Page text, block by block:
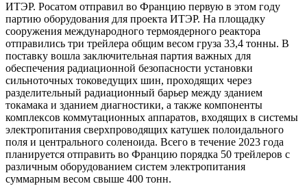
ИТЭР. Росатом отправил во Францию первую в этом году
партию оборудования для проекта ИТЭР. На площадку
сооружения международного термоядерного реактора
отправились три трейлера общим весом груза 33,4 тонны. В
поставку вошла заключительная партия важных для
обеспечения радиационной безопасности установки
сильноточных токоведущих шин, проходящих через
разделительный радиационный барьер между зданием
токамака и зданием диагностики, а также компоненты
комплексов коммутационных аппаратов, входящих в системы
электропитания сверхпроводящих катушек полоидального
поля и центрального соленоида. Всего в течение 2023 года
планируется отправить во Францию порядка 50 трейлеров с
различным оборудованием систем электропитания
суммарным весом свыше 400 тонн.